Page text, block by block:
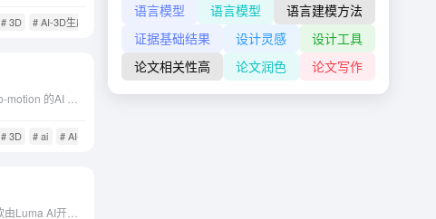
# 3D # AI-3D生成 # API集成
# 3D # ai # AI-3D生成
Luma AI Genie是一款由Luma AI开发的文本生成3D内容工具。通过一句话就可以生成你想要的3D内容。Genie旨在为艺术家、设计师、开发者和教育工作者提供一个全新的创作平台，让他们能...
语言模型
语言模型
语言建模方法
证据基础结果
设计灵感
设计工具
论文相关性高
论文润色 论文写作